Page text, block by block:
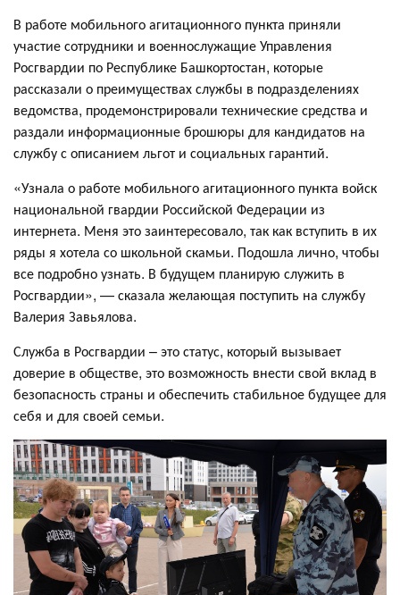
В работе мобильного агитационного пункта приняли
участие сотрудники и военнослужащие Управления
Росгвардии по Республике Башкортостан, которые
рассказали о преимуществах службы в подразделениях
ведомства, продемонстрировали технические средства и
раздали информационные брошюры для кандидатов на
службу с описанием льгот и социальных гарантий.
«Узнала о работе мобильного агитационного пункта войск
национальной гвардии Российской Федерации из
интернета. Меня это заинтересовало, так как вступить в их
ряды я хотела со школьной скамьи. Подошла лично, чтобы
все подробно узнать. В будущем планирую служить в
Росгвардии», — сказала желающая поступить на службу
Валерия Завьялова.
Служба в Росгвардии – это статус, который вызывает
доверие в обществе, это возможность внести свой вклад в
безопасность страны и обеспечить стабильное будущее для
себя и для своей семьи.